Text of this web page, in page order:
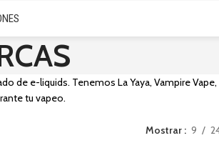
de e-liquids. Tenemos La Yaya, Vampire
tu vapeo.
Mostrar 9